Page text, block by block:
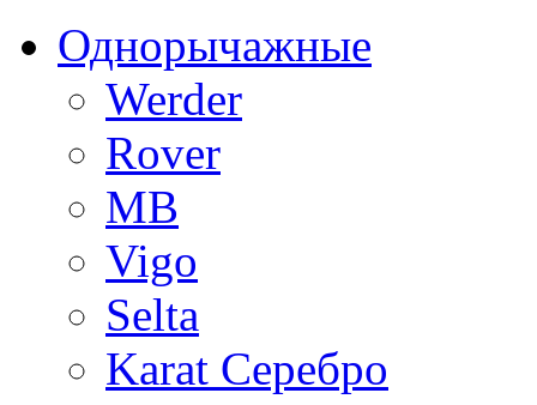
Однорычажные
Werder
Rover
MB
Vigo
Selta
Karat Серебро